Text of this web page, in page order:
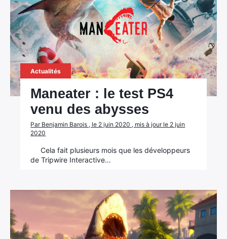
Actualités
Maneater : le test PS4
venu des abysses
Par Benjamin Barois , le 2 juin 2020 , mis à jour le 2 juin
2020
Cela fait plusieurs mois que les développeurs
de Tripwire Interactive…